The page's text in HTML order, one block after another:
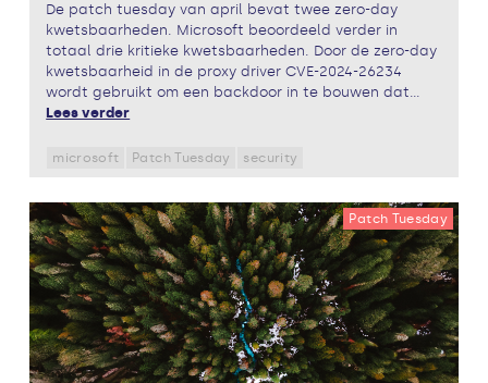
De patch tuesday van april bevat twee zero-day
kwetsbaarheden. Microsoft beoordeeld verder in
totaal drie kritieke kwetsbaarheden. Door de zero-day
kwetsbaarheid in de proxy driver CVE-2024-26234
wordt gebruikt om een backdoor in te bouwen dat...
Lees verder
microsoft Patch Tuesday security
Patch Tuesday